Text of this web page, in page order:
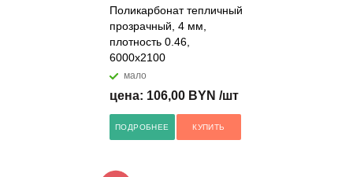
Поликарбонат тепличный
прозрачный, 4 мм,
плотность 0.46,
6000x2100
мало
цена: 106,00 BYN /шт
ПОДРОБНЕЕ КУПИТЬ